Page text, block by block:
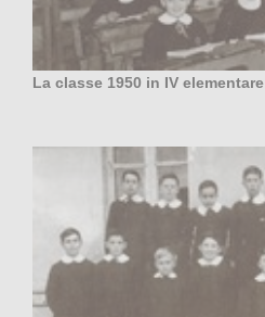
La classe 1950 in IV elementare